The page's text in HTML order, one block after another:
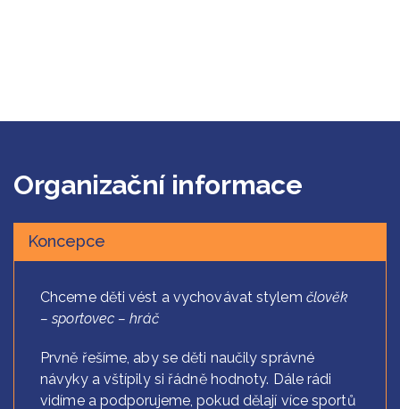
Organizační informace
Koncepce
Koncepce
Chceme děti vést a vychovávat stylem člověk
– sportovec – hráč
Prvně řešíme, aby se děti naučily správné
návyky a vštípily si řádně hodnoty. Dále rádi
vidíme a podporujeme, pokud dělají více sportů